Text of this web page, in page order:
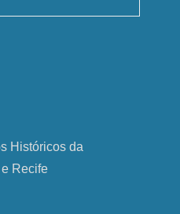
Históricos da
Recife